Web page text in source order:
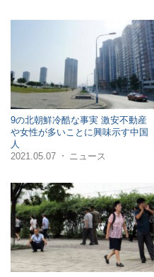
9の北朝鮮冷酷な事実 激安不動産
や女性が多いことに興味示す中国
人
2021.05.07
・ ニュース